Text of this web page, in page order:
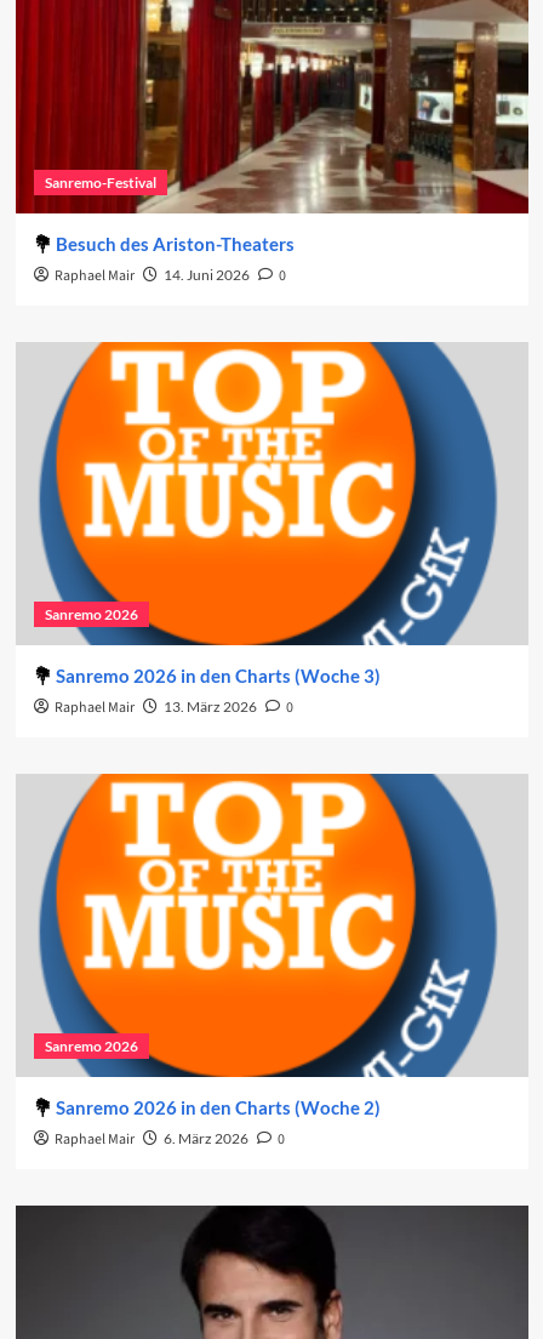
Sanremo-Festival
Besuch des Ariston-Theaters
Raphael Mair 14. Juni 2026 0
Sanremo 2026
Sanremo 2026 in den Charts (Woche 3)
Raphael Mair 13. März 2026 0
Sanremo 2026
Sanremo 2026 in den Charts (Woche 2)
Raphael Mair 6. März 2026 0